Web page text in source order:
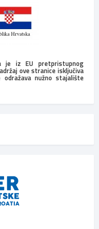
je iz EU pretpristupnog
ove stranice isključiva
nužno stajalište